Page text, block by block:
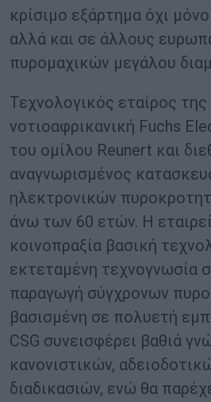
κρίσιμο εξάρτημα όχι
αλλά και σε άλλους
πυρομαχικών μεγάλου
Τεχνολογικός εταίρος της
νοτιοαφρικανική Fuchs
του ομίλου Reunert και
αναγνωρισμένος
ηλεκτρονικών
άνω των 60 ετών. Η
κοινοπραξία βασική
εκτεταμένη τεχνογνωσία
παραγωγή σύγχρονων
βασισμένη σε πολυετή
CSG συνεισφέρει βαθιά
κανονιστικών,
διαδικασιών, ενώ θα